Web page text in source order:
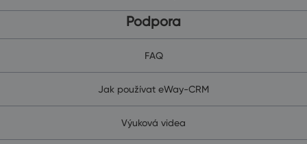
Podpora
FAQ
Jak používat eWay-CRM
Výuková videa